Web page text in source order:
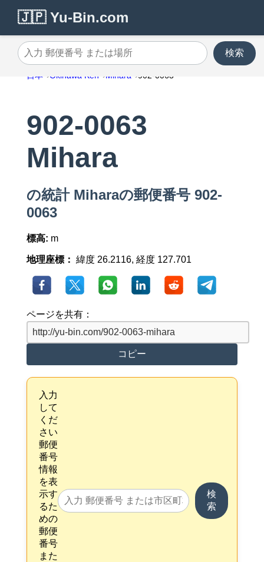
🇯🇵 Yu-Bin.com
入力 郵便番号 または場所
検索
日本 Okinawa Ken Mihara 902-0063
902-0063
Mihara
の統計 Miharaの郵便番号 902-
0063
標高: m
地理座標： 緯度 26.2116, 経度 127.701
ページを共有：
コピー
入力
して
くだ
さい
郵便
番号
情報
を表
示す
るた
めの
郵便
番号
また
検
索